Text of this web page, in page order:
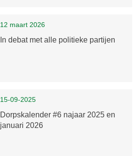
12 maart 2026
In debat met alle politieke partijen
15-09-2025
Dorpskalender #6 najaar 2025 en
januari 2026